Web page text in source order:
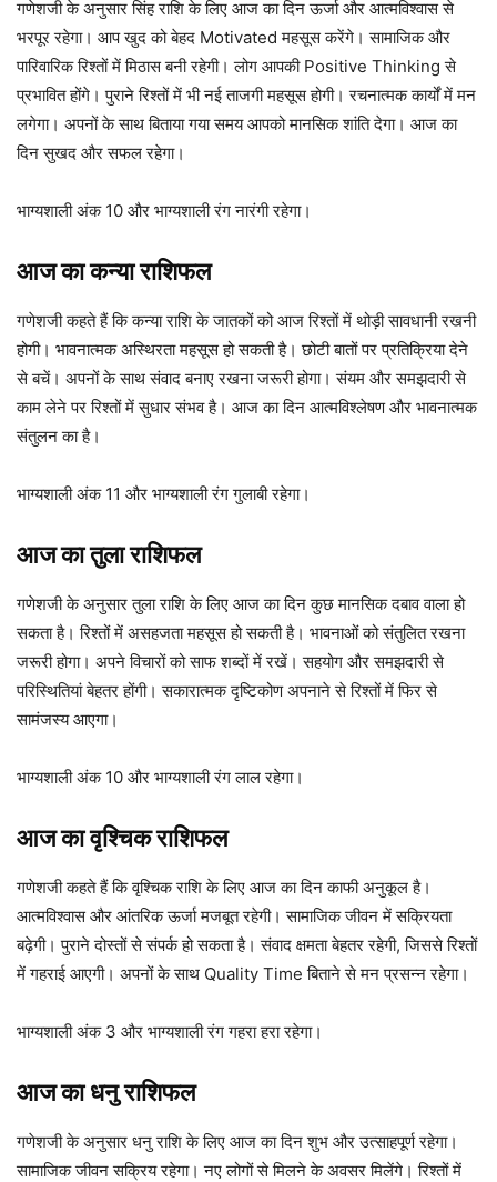
गणेशजी के अनुसार सिंह राशि के लिए आज का दिन ऊर्जा और आत्मविश्वास से
भरपूर रहेगा। आप खुद को बेहद Motivated महसूस करेंगे। सामाजिक और
पारिवारिक रिश्तों में मिठास बनी रहेगी। लोग आपकी Positive Thinking से
प्रभावित होंगे। पुराने रिश्तों में भी नई ताजगी महसूस होगी। रचनात्मक कार्यों में मन
लगेगा। अपनों के साथ बिताया गया समय आपको मानसिक शांति देगा। आज का
दिन सुखद और सफल रहेगा।
भाग्यशाली अंक 10 और भाग्यशाली रंग नारंगी रहेगा।
आज का कन्या राशिफल
गणेशजी कहते हैं कि कन्या राशि के जातकों को आज रिश्तों में थोड़ी सावधानी रखनी
होगी। भावनात्मक अस्थिरता महसूस हो सकती है। छोटी बातों पर प्रतिक्रिया देने
से बचें। अपनों के साथ संवाद बनाए रखना जरूरी होगा। संयम और समझदारी से
काम लेने पर रिश्तों में सुधार संभव है। आज का दिन आत्मविश्लेषण और भावनात्मक
संतुलन का है।
भाग्यशाली अंक 11 और भाग्यशाली रंग गुलाबी रहेगा।
आज का तुला राशिफल
गणेशजी के अनुसार तुला राशि के लिए आज का दिन कुछ मानसिक दबाव वाला हो
सकता है। रिश्तों में असहजता महसूस हो सकती है। भावनाओं को संतुलित रखना
जरूरी होगा। अपने विचारों को साफ शब्दों में रखें। सहयोग और समझदारी से
परिस्थितियां बेहतर होंगी। सकारात्मक दृष्टिकोण अपनाने से रिश्तों में फिर से
सामंजस्य आएगा।
भाग्यशाली अंक 10 और भाग्यशाली रंग लाल रहेगा।
आज का वृश्चिक राशिफल
गणेशजी कहते हैं कि वृश्चिक राशि के लिए आज का दिन काफी अनुकूल है।
आत्मविश्वास और आंतरिक ऊर्जा मजबूत रहेगी। सामाजिक जीवन में सक्रियता
बढ़ेगी। पुराने दोस्तों से संपर्क हो सकता है। संवाद क्षमता बेहतर रहेगी, जिससे रिश्तों
में गहराई आएगी। अपनों के साथ Quality Time बिताने से मन प्रसन्न रहेगा।
भाग्यशाली अंक 3 और भाग्यशाली रंग गहरा हरा रहेगा।
आज का धनु राशिफल
गणेशजी के अनुसार धनु राशि के लिए आज का दिन शुभ और उत्साहपूर्ण रहेगा।
सामाजिक जीवन सक्रिय रहेगा। नए लोगों से मिलने के अवसर मिलेंगे। रिश्तों में